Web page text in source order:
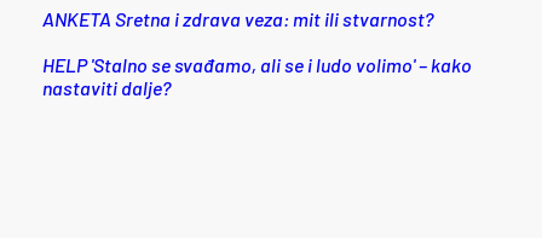
ANKETA Sretna i zdrava veza: mit ili stvarnost?
HELP 'Stalno se svađamo, ali se i ludo volimo' – kako
nastaviti dalje?